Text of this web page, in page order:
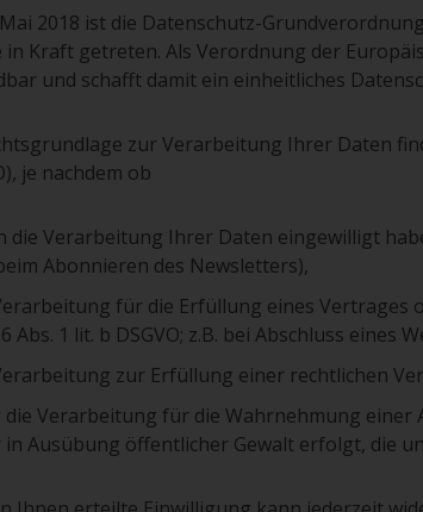
2018 ist die Datenschutz-
in Kraft getreten. Als Verordnung der
und schafft damit ein einheitliches
zur Verarbeitung Ihrer Daten
je nachdem ob
die Verarbeitung Ihrer Daten eingewilligt
Abonnieren des Newsletters),
für die Erfüllung eines
Abs. 1 lit. b DSGVO; z.B. bei Abschluss eines
zur Erfüllung einer rechtlichen
die Verarbeitung für die Wahrnehmung
in Ausübung öffentlicher Gewalt erfolgt, die